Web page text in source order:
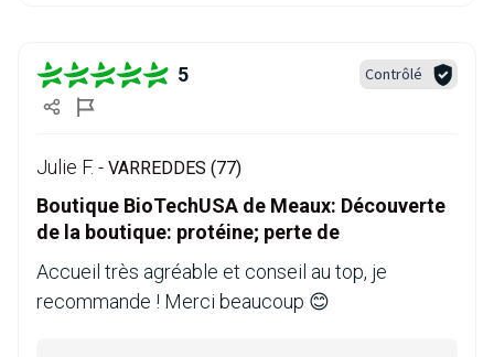
5 Contrôlé
Julie F. - VARREDDES (77)
Boutique BioTechUSA de Meaux: Découverte
de la boutique: protéine; perte de
Accueil très agréable et conseil au top, je
recommande ! Merci beaucoup 😊